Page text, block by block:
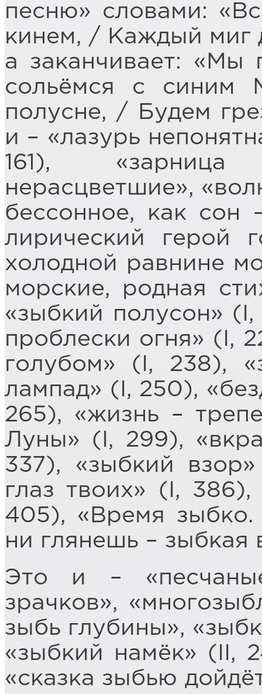
песню» словами:
кинем, / Каждый миг
а заканчивает:
сольёмся с
полусне, / Будем
и – «лазурь
161), «зарница
нерасцветшие»,
бессонное, как сон
лирический герой
холодной равнине
морские, родная
«зыбкий полусон»
проблески огня» (I,
голубом» (I, 238),
лампад» (I, 250),
265), «жизнь –
Луны» (I, 299),
337), «зыбкий
глаз твоих» (I,
405), «Время зыбко.
ни глянешь – зыбкая
Это и –
зрачков»,
зыбь глубины»,
«зыбкий намёк» (II,
«сказка зыбью